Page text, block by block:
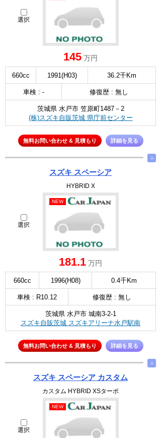
選択
145 万円
660cc 1991(H03) 36.2千Km
車検 : - 修復歴 : 無し
茨城県 水戸市 笠原町1487－2
(株)スズキ自販茨城 県庁前センター
無料お問い合わせ & 見積もり 詳細を見る
∧
スズキ スペーシア
HYBRID X
選択
NEW
181.1 万円
660cc 1996(H08) 0.4千Km
車検 : R10.12 修復歴 : 無し
茨城県 水戸市 城南3-2-1
スズキ自販茨城 スズキアリーナ水戸駅南
無料お問い合わせ & 見積もり 詳細を見る
∧
スズキ スペーシア カスタム
カスタム HYBRID XSターボ
選択
NEW